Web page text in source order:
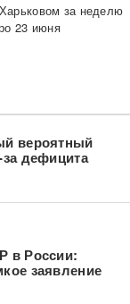
за неделю
23 июня
вероятный
дефицита
в России:
заявление